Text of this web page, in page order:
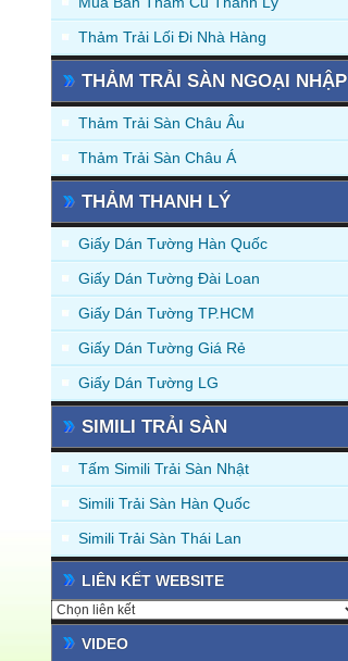
Thảm Trải Lối Đi Nhà Hàng
THẢM TRẢI SÀN NGOẠI NHẬP
Thảm Trải Sàn Châu Âu
Thảm Trải Sàn Châu Á
THẢM THANH LÝ
Giấy Dán Tường Hàn Quốc
Giấy Dán Tường Đài Loan
Giấy Dán Tường TP.HCM
Giấy Dán Tường Giá Rẻ
Giấy Dán Tường LG
SIMILI TRẢI SÀN
Tấm Simili Trải Sàn Nhật
Simili Trải Sàn Hàn Quốc
Simili Trải Sàn Thái Lan
LIÊN KẾT WEBSITE
VIDEO